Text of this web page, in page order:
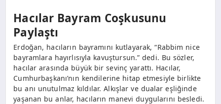
Hacılar Bayram Coşkusunu
Paylaştı
Erdoğan, hacıların bayramını kutlayarak, “Rabbim nice
bayramlara hayırlısıyla kavuştursun.” dedi. Bu sözler,
hacılar arasında büyük bir sevinç yarattı. Hacılar,
Cumhurbaşkanı’nın kendilerine hitap etmesiyle birlikte
bu anı unutulmaz kıldılar. Alkışlar ve dualar eşliğinde
yaşanan bu anlar, hacıların manevi duygularını besledi.